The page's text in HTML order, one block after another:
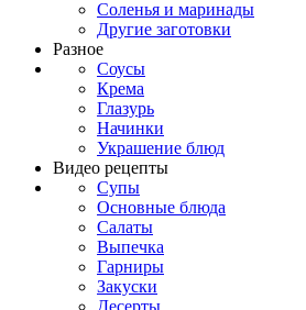
Соленья и маринады
Другие заготовки
Разное
Соусы
Крема
Глазурь
Начинки
Украшение блюд
Видео рецепты
Супы
Основные блюда
Салаты
Выпечка
Гарниры
Закуски